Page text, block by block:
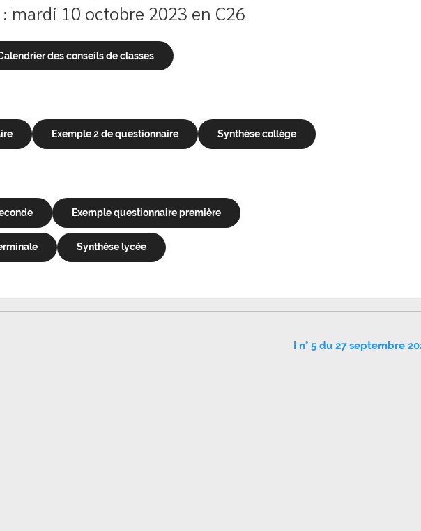
: mardi 10 octobre 2023 en C26
des conseils de classes
Exemple 2 de questionnaire Synthèse collège
Exemple questionnaire première
Synthèse lycée
I n° 5 du 27 septembre